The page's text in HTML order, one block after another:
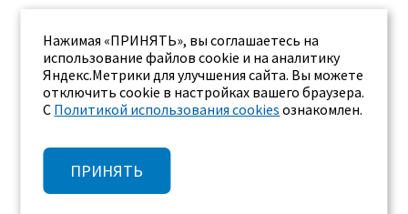
Нажимая «ПРИНЯТЬ», вы соглашаетесь на
использование файлов cookie и на аналитику
Яндекс.Метрики для улучшения сайта. Вы можете
отключить cookie в настройках вашего браузера.
С Политикой использования cookies ознакомлен.
ПРИНЯТЬ
г. Воронеж, ул. Бахметьева 2Б